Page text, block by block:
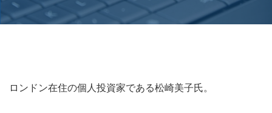
ロンドン在住の個人投資家である松崎美子氏。